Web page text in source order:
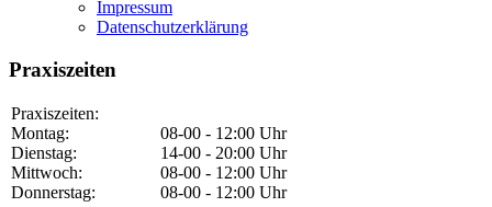
Impressum
Datenschutzerklärung
Praxiszeiten
Praxiszeiten:
Montag:
Dienstag:
Mittwoch:
Donnerstag:
08-00 - 12:00 Uhr
14-00 - 20:00 Uhr
08-00 - 12:00 Uhr
08-00 - 12:00 Uhr